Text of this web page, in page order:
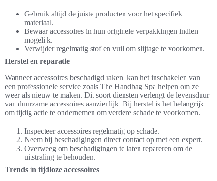
Gebruik altijd de juiste producten voor het specifiek
materiaal.
Bewaar accessoires in hun originele verpakkingen indien
mogelijk.
Verwijder regelmatig stof en vuil om slijtage te voorkomen.
Herstel en reparatie
Wanneer accessoires beschadigd raken, kan het inschakelen van
een professionele service zoals The Handbag Spa helpen om ze
weer als nieuw te maken. Dit soort diensten verlengt de levensduur
van duurzame accessoires aanzienlijk. Bij herstel is het belangrijk
om tijdig actie te ondernemen om verdere schade te voorkomen.
Inspecteer accessoires regelmatig op schade.
Neem bij beschadigingen direct contact op met een expert.
Overweeg om beschadigingen te laten repareren om de
uitstraling te behouden.
Trends in tijdloze accessoires